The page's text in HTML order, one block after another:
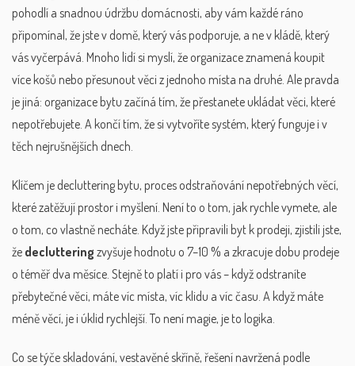
pohodlí a snadnou údržbu domácnosti, aby vám každé ráno
připomínal, že jste v domě, který vás podporuje, a ne v kládě, který
vás vyčerpává. Mnoho lidí si myslí, že organizace znamená koupit
více košů nebo přesunout věci z jednoho místa na druhé. Ale pravda
je jiná: organizace bytu začíná tím, že přestanete ukládat věci, které
nepotřebujete. A končí tím, že si vytvoříte systém, který funguje i v
těch nejrušnějších dnech.
Klíčem je decluttering bytu, proces odstraňování nepotřebných věcí,
které zatěžují prostor i myšlení . Není to o tom, jak rychle vymete, ale
o tom, co vlastně necháte. Když jste připravili byt k prodeji, zjistili jste,
že declutteringzvyšuje hodnotu o 7–10 % a zkracuje dobu prodeje
o téměř dva měsíce. Stejně to platí i pro vás – když odstraníte
přebytečné věci, máte víc místa, víc klidu a víc času. A když máte
méně věcí, je i úklid rychlejší. To není magie, je to logika.
Co se týče skladování, vestavěné skříně, řešení navržená podle